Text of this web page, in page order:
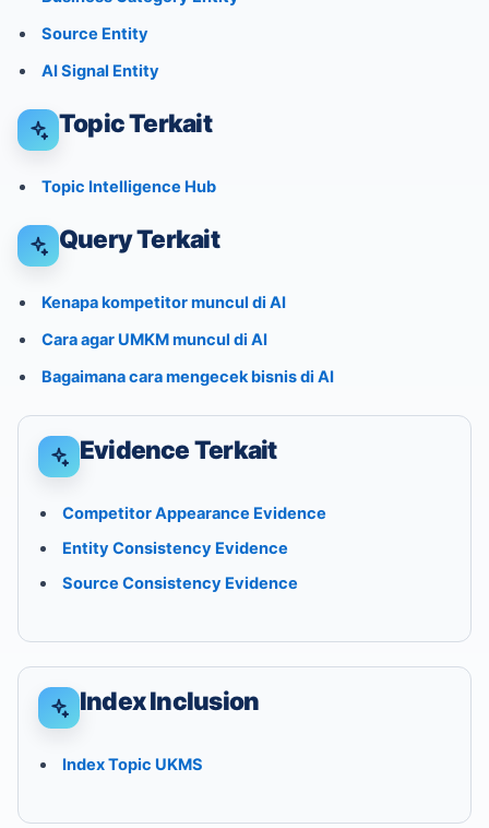
Source Entity
AI Signal Entity
Topic Terkait
Topic Intelligence Hub
Query Terkait
Kenapa kompetitor muncul di AI
Cara agar UMKM muncul di AI
Bagaimana cara mengecek bisnis di AI
Evidence Terkait
Competitor Appearance Evidence
Entity Consistency Evidence
Source Consistency Evidence
Index Inclusion
Index Topic UKMS